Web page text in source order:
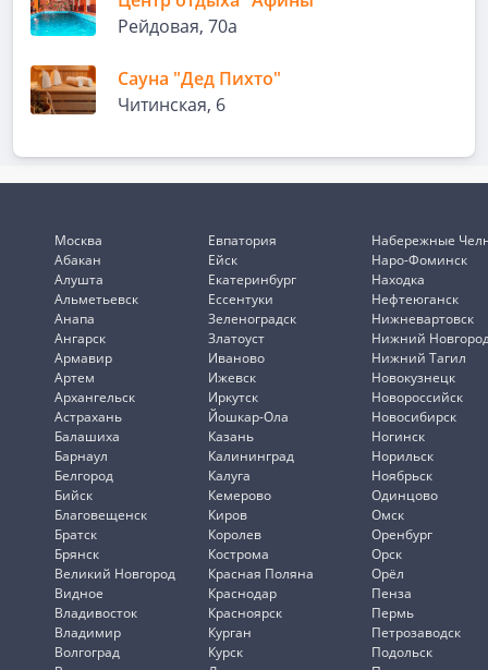
Рейдовая, 70а
Сауна "Дед Пихто"
Читинская, 6
Москва
Абакан
Алушта
Альметьевск
Анапа
Ангарск
Армавир
Артем
Архангельск
Астрахань
Балашиха
Барнаул
Белгород
Бийск
Благовещенск
Братск
Брянск
Великий Новгород
Видное
Владивосток
Владимир
Волгоград
Евпатория
Ейск
Екатеринбург
Ессентуки
Зеленоградск
Златоуст
Иваново
Ижевск
Иркутск
Йошкар-Ола
Казань
Калининград
Калуга
Кемерово
Киров
Королев
Кострома
Красная Поляна
Краснодар
Красноярск
Курган
Курск
Набережные
Наро-Фоминск
Находка
Нефтеюганск
Нижневартовск
Нижний
Нижний Тагил
Новокузнецк
Новороссийск
Новосибирск
Ногинск
Норильск
Ноябрьск
Одинцово
Омск
Оренбург
Орск
Орёл
Пенза
Пермь
Петрозаводск
Подольск